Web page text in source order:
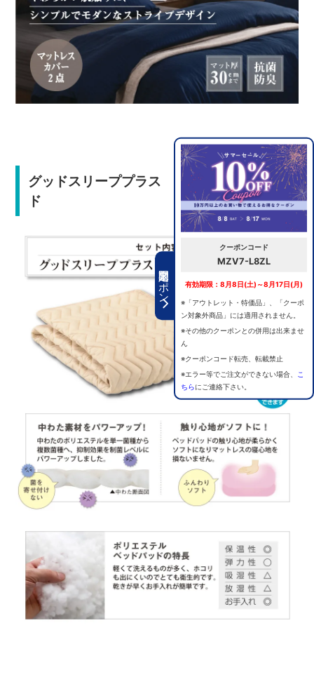
期間限定クーポン
クーポンコード
MZV7-L8ZL
有効期限：8月8日(土)～8月17日(月)
※「アウトレット・特価品」、「クーポ
ン対象外商品」には適用されません。
※その他のクーポンとの併用は出来ませ
ん
※クーポンコード転売、転載禁止
※エラー等でご注文ができない場合、
こ
ちらにご連絡下さい。
グッドスリーププラス バイオベッドパッ
ド